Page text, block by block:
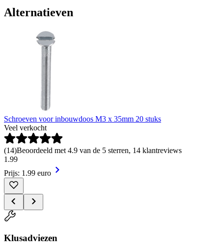
Alternatieven
Schroeven voor inbouwdoos M3 x 35mm 20 stuks
Veel verkocht
(14)Beoordeeld met 4.9 van de 5 sterren, 14 klantreviews
1 .99
Prijs: 1.99 euro
Klusadviezen